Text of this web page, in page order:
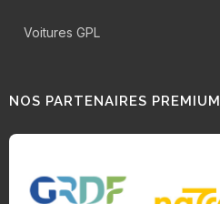
Voitures GPL
NOS PARTENAIRES PREMIUM